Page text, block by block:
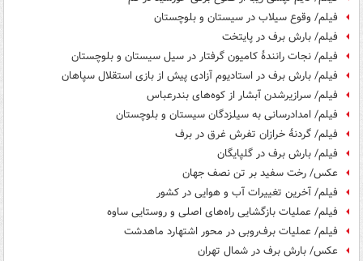
فیلم/ وقوع سیلاب در سیستان و بلوچستان
فیلم/ بارش برف در پایتخت
فیلم/ نجات رانندهٔ کامیون گرفتار در سیل سیستان و بلوچستان
فیلم/ بارش برف در استادیوم آزادی پیش از بازی استقلال سپاهان
فیلم/ سرازیرشدن آبشار از کوه‌های بندرعباس
فیلم/ امدادرسانی به سیلزدگان سیستان و بلوچستان
فیلم/ گردنهٔ خرازان تفرش غرق در برف
فیلم/ بارش برف در گلپایگان
عکس/ رخت سفید بر تن نصف جهان
فیلم/ آخرین تغییرات آب و هوایی در کشور
فیلم/ عملیات بازگشایی راه‌های اصلی و روستایی ساوه
فیلم/ عملیات برف‌روبی در محور اشتهارد ماهدشت
عکس/ بارش برف در شمال تهران